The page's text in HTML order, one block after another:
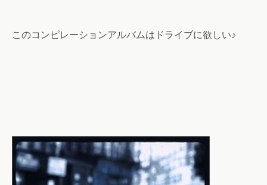
このコンピレーションアルバムはドライブに欲しい♪